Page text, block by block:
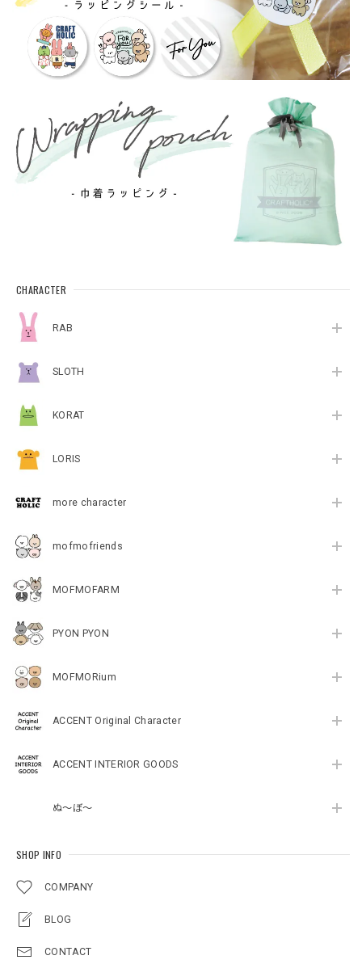
CHARACTER
RAB
SLOTH
KORAT
LORIS
more character
mofmofriends
MOFMOFARM
PYON PYON
MOFMORium
ACCENT Original Character
ACCENT INTERIOR GOODS
ぬ～ぼ～
SHOP INFO
COMPANY
BLOG
CONTACT